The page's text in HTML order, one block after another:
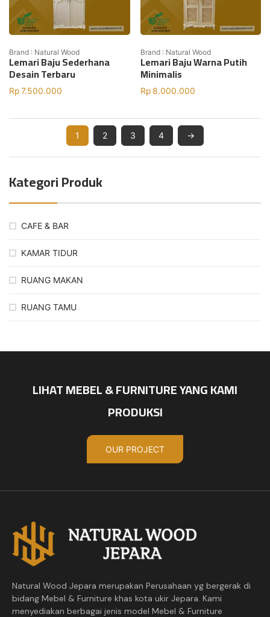
Kategori Produk
CAFE & BAR
KAMAR TIDUR
RUANG MAKAN
RUANG TAMU
Brand : Natural Wood
Lemari Baju Sederhana
Desain Terbaru
Rp7.500.000
Brand : Natural Wood
Lemari Baju Warna Putih
Minimalis
Rp 8.000.000
1 2 3 4 →
LIHAT MEBEL & FURNITURE YANG KAMI
PRODUKSI
OUR PROJECT
Natural Wood Jepara merupakan Perusahaan yg bergerak di
bidang Mebel & Furniture khas kota ukir Jepara. Kami
menyediakan berbagai jenis model Mebel & Furniture